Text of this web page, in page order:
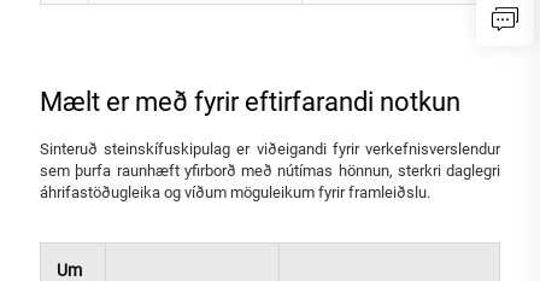
Mælt er með fyrir eftirfarandi notkun
Sinteruð steinskífuskipulag er viðeigandi fyrir verkefnisverslendur
sem þurfa raunhæft yfirborð með nútímas hönnun, sterkri daglegri
áhrifastöðugleika og víðum möguleikum fyrir framleiðslu.
Um